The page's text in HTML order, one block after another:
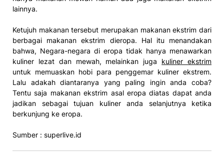
lainnya.
Ketujuh makanan tersebut merupakan makanan ekstrim dari
berbagai makanan ekstrim dieropa. Hal itu menandakan
bahwa, Negara-negara di eropa tidak hanya menawarkan
kuliner lezat dan mewah, melainkan juga kuliner ekstrim
untuk memuaskan hobi para penggemar kuliner ekstrem.
Lalu adakah diantaranya yang paling ingin anda coba?
Tentu saja makanan ekstrim asal eropa diatas dapat anda
jadikan sebagai tujuan kuliner anda selanjutnya ketika
berkunjung ke eropa.
Sumber : superlive.id